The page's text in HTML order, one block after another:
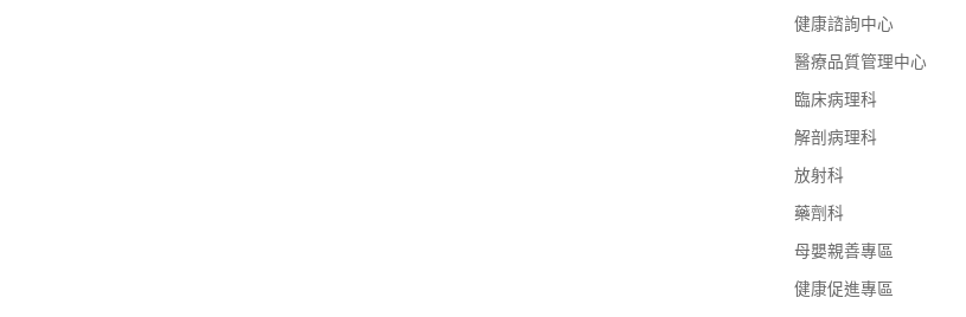
健康諮詢中心
醫療品質管理中心
臨床病理科
解剖病理科
放射科
藥劑科
母嬰親善專區
健康促進專區